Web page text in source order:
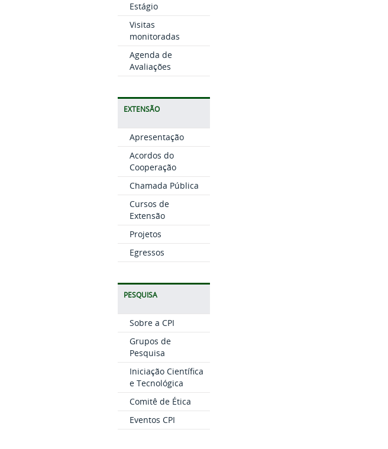
Estágio
Visitas
monitoradas
Agenda de
Avaliações
EXTENSÃO
Apresentação
Acordos do
Cooperação
Chamada Pública
Cursos de
Extensão
Projetos
Egressos
PESQUISA
Sobre a CPI
Grupos de
Pesquisa
Iniciação Científica
e Tecnológica
Comitê de Ética
Eventos CPI